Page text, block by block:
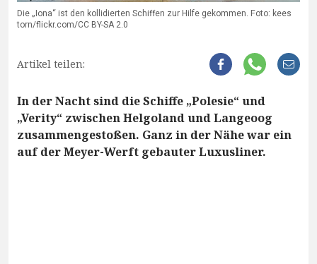
Die „Iona“ ist den kollidierten Schiffen zur Hilfe gekommen. Foto: kees
torn/flickr.com/CC BY-SA 2.0
Artikel teilen:
In der Nacht sind die Schiffe „Polesie“ und
„Verity“ zwischen Helgoland und Langeoog
zusammengestoßen. Ganz in der Nähe war ein
auf der Meyer-Werft gebauter Luxusliner.